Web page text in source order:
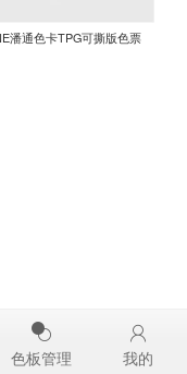
潘通色卡TPG可撕版色票
色板管理 我的